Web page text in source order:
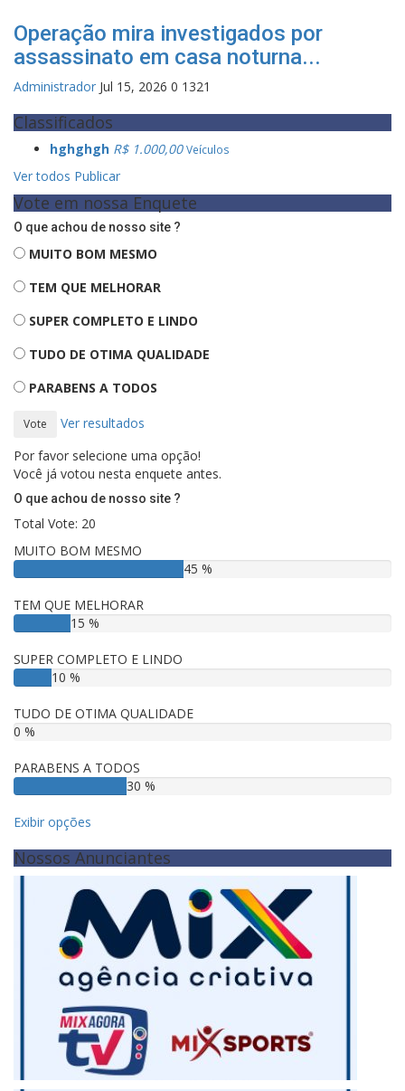
Operação mira investigados por
assassinato em casa noturna...
Administrador Jul 15, 2026 0 1321
Classificados
hghghgh R$ 1.000,00 Veículos
Ver todos Publicar
Vote em nossa Enquete
O que achou de nosso site ?
MUITO BOM MESMO
TEM QUE MELHORAR
SUPER COMPLETO E LINDO
TUDO DE OTIMA QUALIDADE
PARABENS A TODOS
Vote
Ver resultados
Por favor selecione uma opção!
Você já votou nesta enquete antes.
O que achou de nosso site ?
Total Vote: 20
MUITO BOM MESMO
45 %
TEM QUE MELHORAR
15 %
SUPER COMPLETO E LINDO
10 %
TUDO DE OTIMA QUALIDADE
0 %
PARABENS A TODOS
30 %
Exibir opções
Nossos Anunciantes